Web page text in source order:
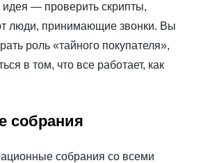
— проверить скрипты,
люди, принимающие звонки. Вы
роль «тайного покупателя»,
в том, что все работает, как
собрания
собрания со всеми